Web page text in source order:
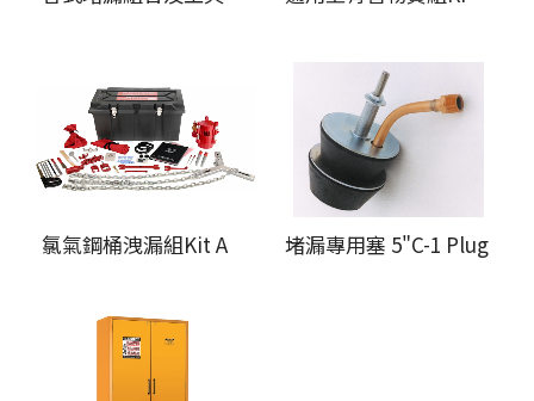
氯氣鋼桶洩漏組Kit A 堵漏專用塞 5"C-1 Plug